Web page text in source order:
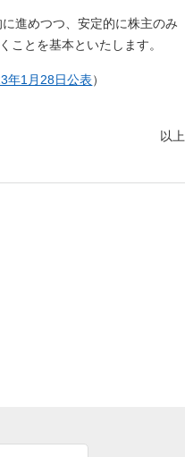
進めつつ、安定的に株主のみ
ことを基本といたします。
年1月28日公表）
以上